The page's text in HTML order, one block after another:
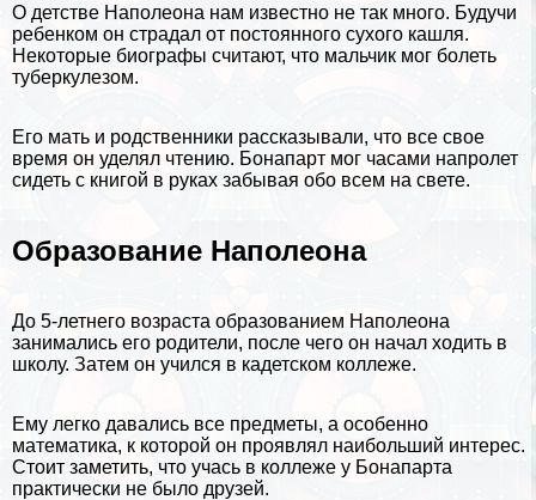
О детстве Наполеона нам известно не так много. Будучи
ребенком он страдал от постоянного сухого кашля.
Некоторые биографы считают, что мальчик мог болеть
туберкулезом.
Его мать и родственники рассказывали, что все свое
время он уделял чтению. Бонапарт мог часами напролет
сидеть с книгой в руках забывая обо всем на свете.
Образование Наполеона
До 5-летнего возраста образованием Наполеона
занимались его родители, после чего он начал ходить в
школу. Затем он учился в кадетском коллеже.
Ему легко давались все предметы, а особенно
математика, к которой он проявлял наибольший интерес.
Стоит заметить, что учась в коллеже у Бонапарта
пpaктически не было друзей.